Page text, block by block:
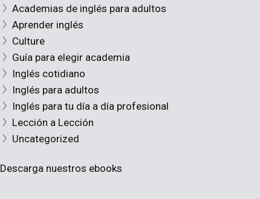
Academias de inglés para adultos
Aprender inglés
Culture
Guía para elegir academia
Inglés cotidiano
Inglés para adultos
Inglés para tu día a día profesional
Lección a Lección
Uncategorized
Descarga nuestros ebooks